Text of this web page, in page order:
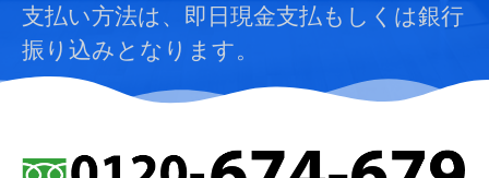
支払い方法は、即日現金支払もしくは銀行
振り込みとなります。